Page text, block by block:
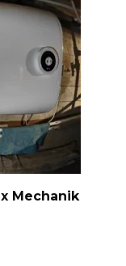
Mechanik